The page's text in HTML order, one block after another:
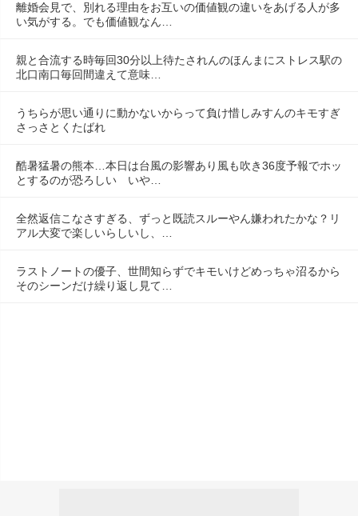
離婚会見で、別れる理由をお互いの価値観の違いをあげる人が多
い気がする。でも価値観なん…
親と合流する時毎回30分以上待たされんのほんまにストレス駅の
北口南口毎回間違えて意味…
うちらが思い通りに動かないからって負け惜しみすんのキモすぎ
さっさとくたばれ
酷暑猛暑の熊本…本日は台風の影響あり風も吹き36度予報でホッ
とするのが恐ろしい　いや…
全然返信こなさすぎる、ずっと既読スルーやん嫌われたかな？リ
アル大変で楽しいらしいし、…
ラストノートの優子、世間知らずでキモいけどめっちゃ沼るから
そのシーンだけ繰り返し見て…